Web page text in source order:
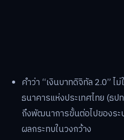
คำว่า “เงินบาทดิจิทัล 2.0” ไ
ธนาคารแห่งประเทศไทย (ธ
ถึงพัฒนาการขั้นต่อไปของระ
ผลกระทบในวงกว้าง